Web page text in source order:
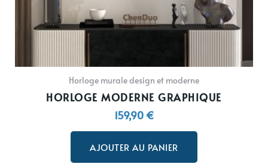
Horloge murale design et moderne
HORLOGE MODERNE GRAPHIQUE
159,90 €
AJOUTER AU PANIER